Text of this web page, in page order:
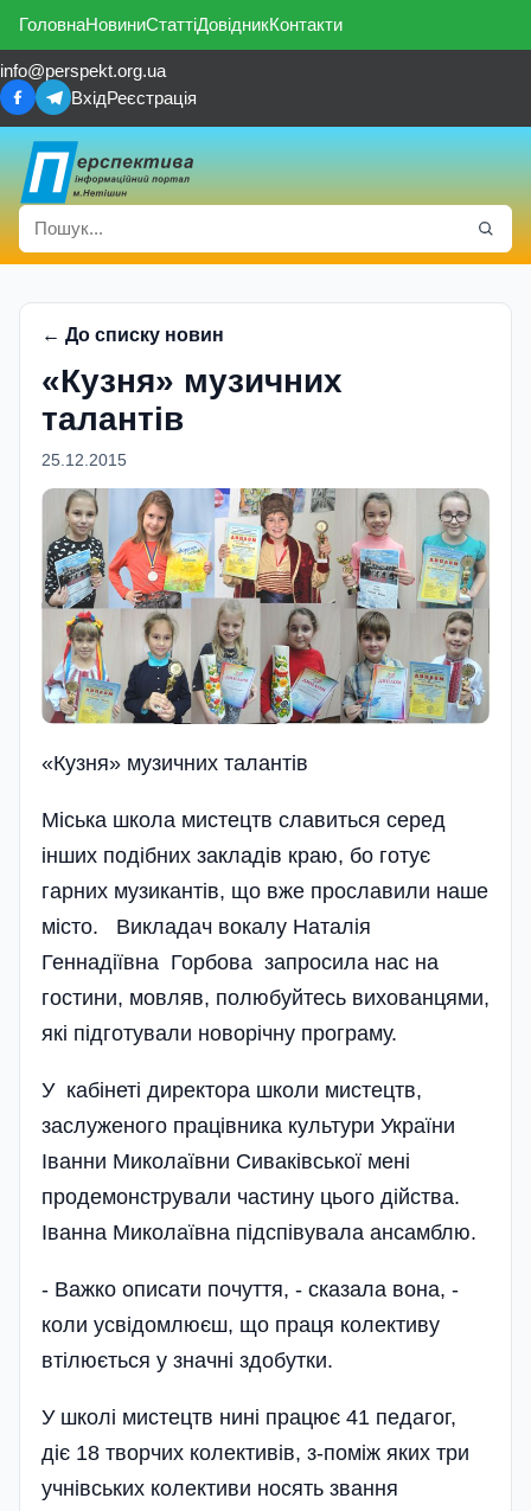
ГоловнаНовиниСтаттіДовідникКонтакти
info@perspekt.org.ua
ВхідРеєстрація
← До списку новин
«Кузня» музичних
талантів
25.12.2015
«Кузня» музичних талантів
Міська школа мистецтв славиться серед
інших подібних закладів краю, бо готує
гарних музикантів, що вже прославили наше
місто. Викладач вокалу Наталія
Геннадіївна Горбова запросила нас на
гостини, мовляв, полюбуйтесь вихованцями,
які підготували новорічну програму.
У кабінеті директора школи мистецтв,
заслуженого працівника культури України
Іванни Миколаївни Сиваківської мені
продемонстрували частину цього дійства.
Іванна Миколаївна підспівувала ансамблю.
- Важко описати почуття, - сказала вона, -
коли усвідомлюєш, що праця колективу
втілюється у значні здобутки.
У школі мистецтв нині працює 41 педагог,
діє 18 творчих колективів, з-поміж яких три
учнівських колективи носять звання